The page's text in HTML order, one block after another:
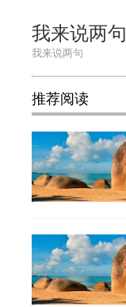
我来说两句
推荐阅读